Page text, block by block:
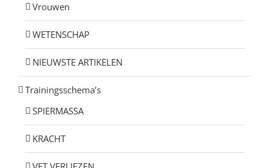
Vrouwen
WETENSCHAP
NIEUWSTE ARTIKELEN
Trainingsschema’s
SPIERMASSA
KRACHT